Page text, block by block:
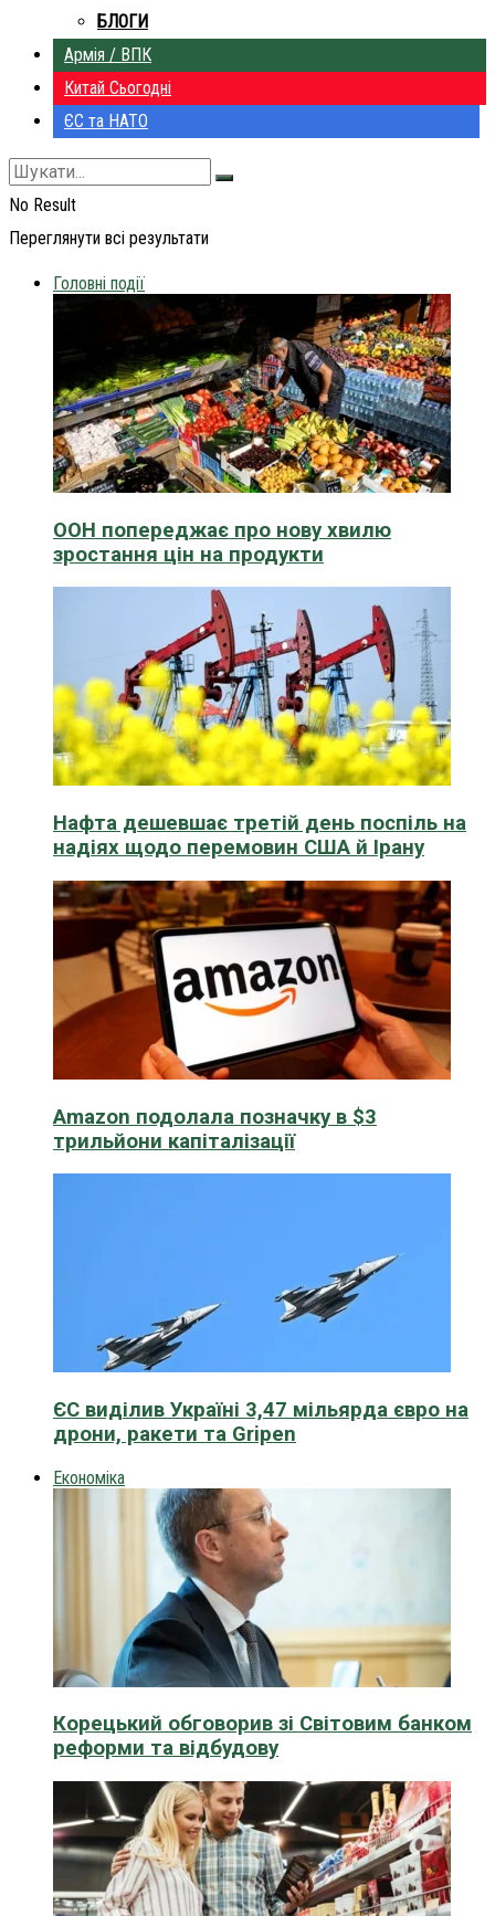
БЛОГИ
Армія / ВПК
Китай Сьогодні
ЄС та НАТО
No Result
Переглянути всі результати
Головні події
ООН попереджає про нову хвилю
зростання цін на продукти
Нафта дешевшає третій день поспіль на
надіях щодо перемовин США й Ірану
Amazon подолала позначку в $3
трильйони капіталізації
ЄС виділив Україні 3,47 мільярда євро на
дрони, ракети та Gripen
Економіка
Корецький обговорив зі Світовим банком
реформи та відбудову